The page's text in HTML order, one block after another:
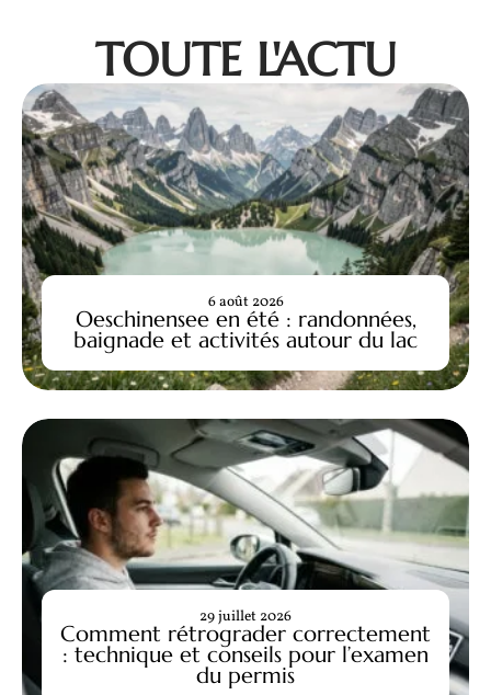
TOUTE L'ACTU
Oeschinensee en été : randonnées,
baignade et activités autour du lac
6 août 2026
Comment rétrograder correctement
: technique et conseils pour l’examen
du permis
29 juillet 2026